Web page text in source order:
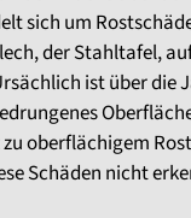
sich um
der Stahltafel,
ist über die
oberflächigem
Schäden nicht